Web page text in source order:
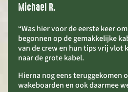
Michael R.
“Was hier voor de eerste keer
begonnen op de gemakkelijke
van de crew en hun tips vrij vlot
naar de grote kabel.
Hierna nog eens teruggekomen
wakeboarden en ook daarmee